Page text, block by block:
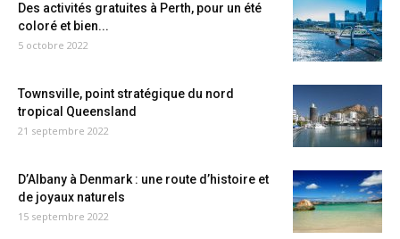
Des activités gratuites à Perth, pour un été
coloré et bien...
5 octobre 2022
Townsville, point stratégique du nord
tropical Queensland
21 septembre 2022
D’Albany à Denmark : une route d’histoire et
de joyaux naturels
15 septembre 2022